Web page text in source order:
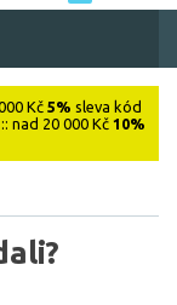
Kč 5% sleva kód
:: nad 20 000 Kč 10%